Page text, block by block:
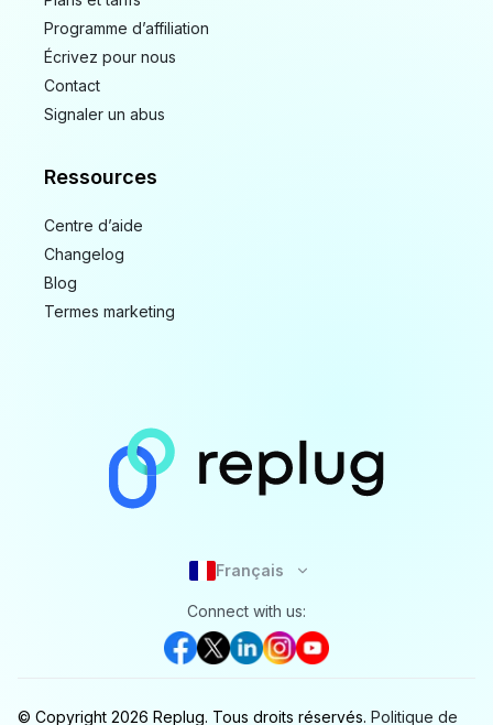
Programme d’affiliation
Écrivez pour nous
Contact
Signaler un abus
Ressources
Centre d’aide
Changelog
Blog
Termes marketing
Français
Connect with us:
© Copyright 2026 Replug. Tous droits réservés. Politique de